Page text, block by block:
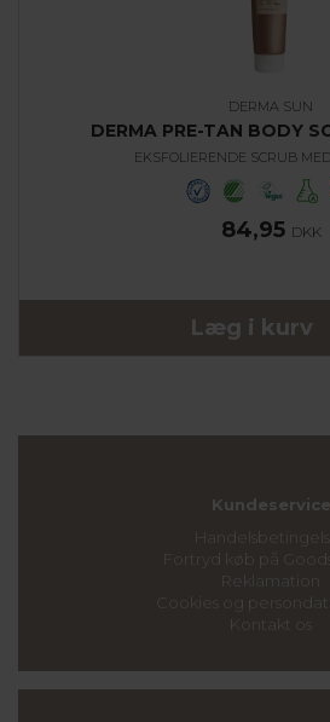
DERMA SUN
DERMA PRE-TAN BODY
EKSFOLIERENDE SCRUB
84,95 DKK
Læg i kurv
Kundeservice
Fortryd køb på
Reklamation
Cookies og
Kontakt os